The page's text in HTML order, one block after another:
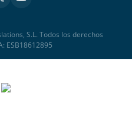
S.L. Todos los derechos
ESB18612895